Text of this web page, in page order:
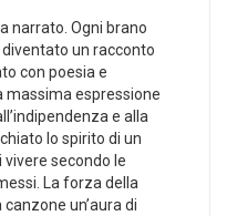
narrato. Ogni brano
un racconto
con poesia e
⁣massima espressione
e⁣ alla
lo spirito di un
secondo le
La forza ⁢della
un’aura di⁣